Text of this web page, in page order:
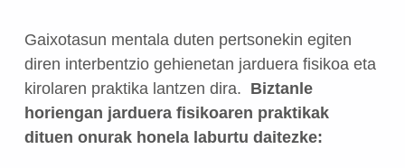
Gaixotasun mentala duten pertsonekin egiten
diren interbentzio gehienetan jarduera fisikoa eta
kirolaren praktika lantzen dira. Biztanle
horiengan jarduera fisikoaren praktikak
dituen onurak honela laburtu daitezke: